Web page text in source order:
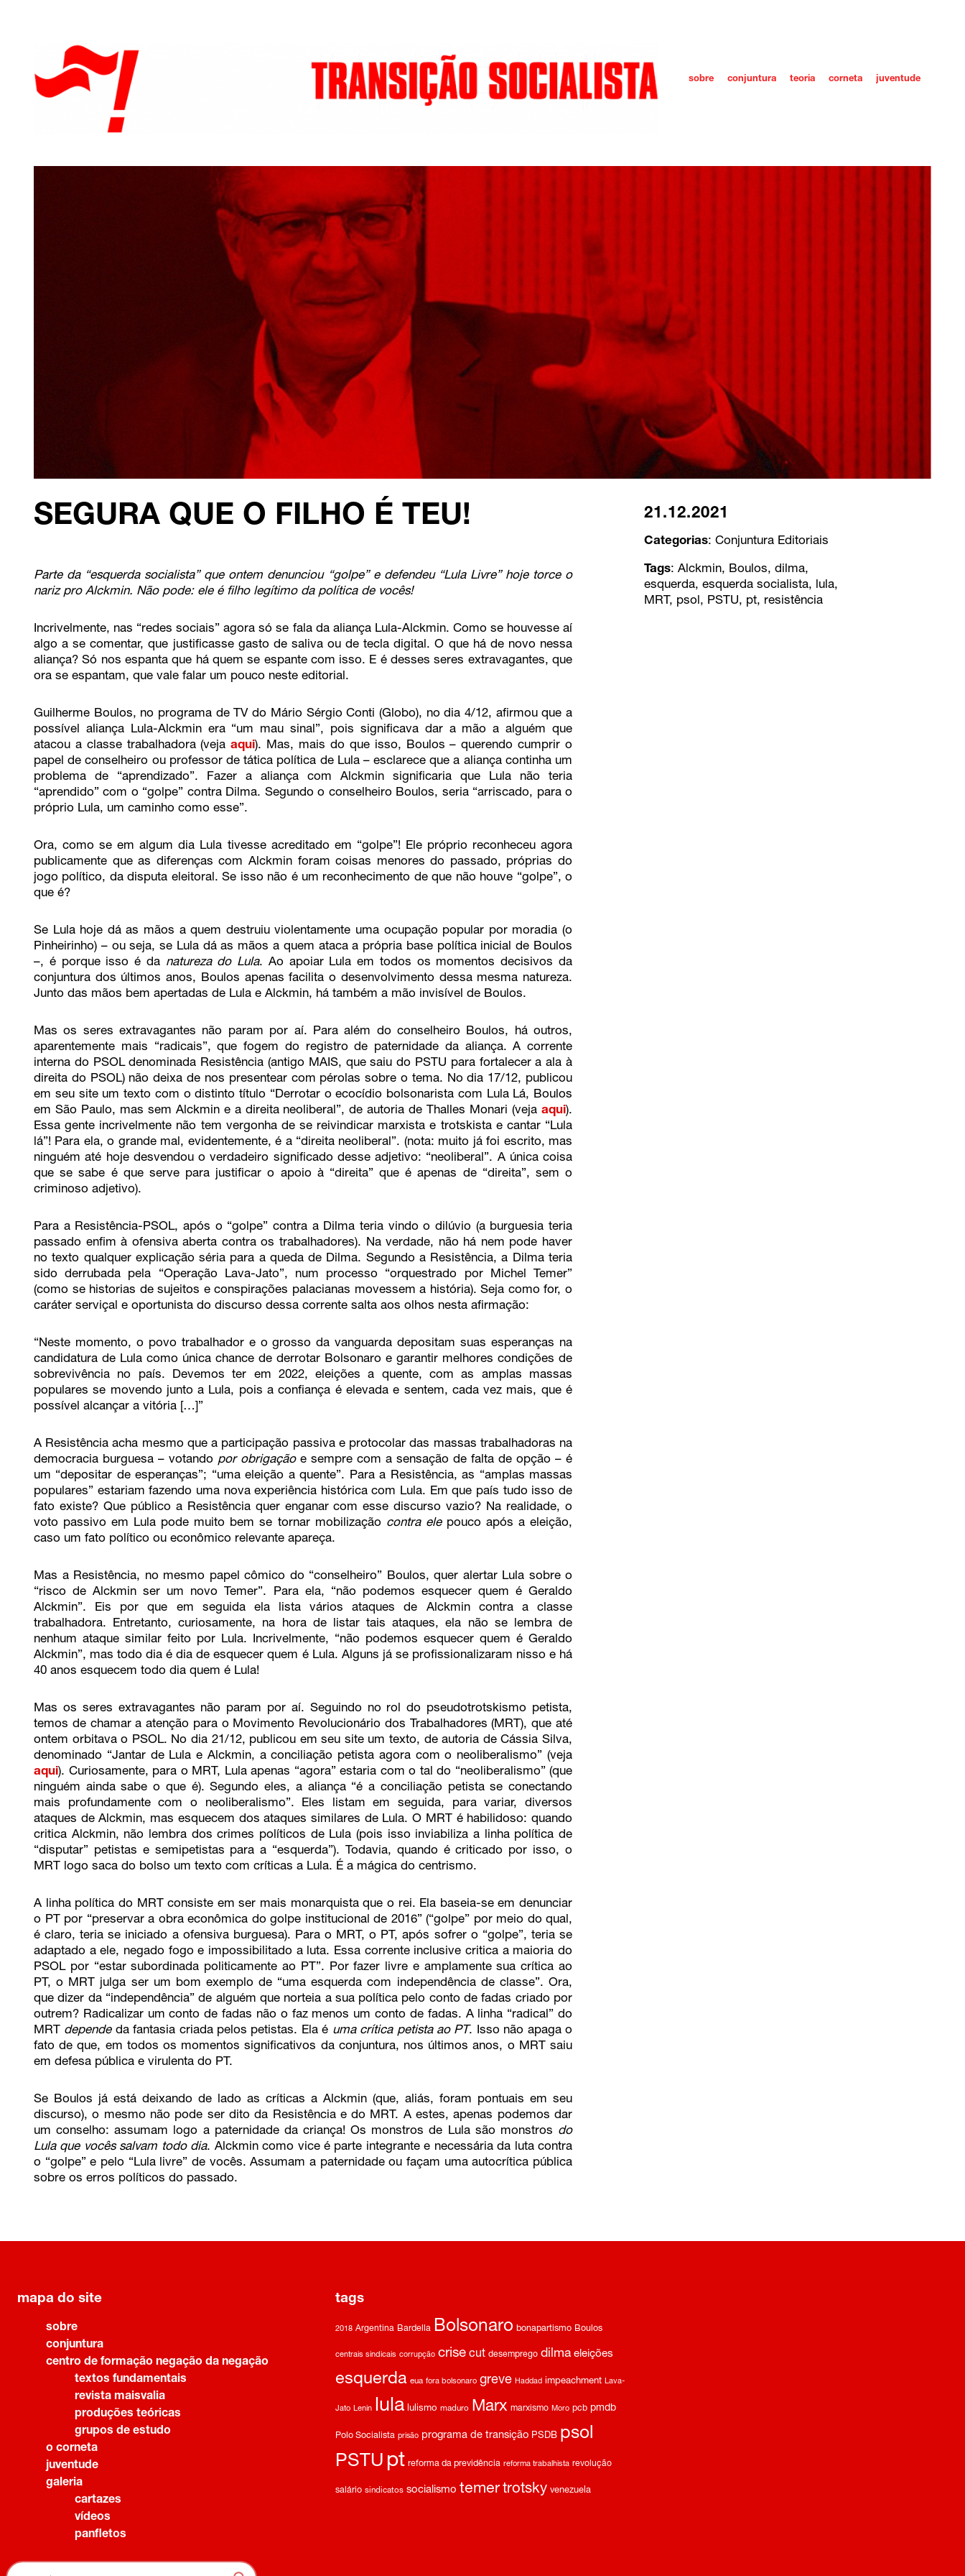
sobre conjuntura teoria corneta juventude
SEGURA QUE O FILHO É TEU! 21.12.2021
Categorias: Conjuntura Editoriais
Tags: Alckmin, Boulos, dilma,
esquerda, esquerda socialista, lula,
MRT, psol, PSTU, pt, resistência
Parte da “esquerda socialista” que ontem denunciou “golpe” e defendeu “Lula Livre” hoje torce o
nariz pro Alckmin. Não pode: ele é filho legítimo da política de vocês!
Incrivelmente, nas “redes sociais” agora só se fala da aliança Lula-Alckmin. Como se houvesse aí
algo a se comentar, que justificasse gasto de saliva ou de tecla digital. O que há de novo nessa
aliança? Só nos espanta que há quem se espante com isso. E é desses seres extravagantes, que
ora se espantam, que vale falar um pouco neste editorial.
Guilherme Boulos, no programa de TV do Mário Sérgio Conti (Globo), no dia 4/12, afirmou que a
possível aliança Lula-Alckmin era “um mau sinal”, pois significava dar a mão a alguém que
atacou a classe trabalhadora (vejaaqui). Mas, mais do que isso, Boulos – querendo cumprir o
papel de conselheiro ou professor de tática política de Lula – esclarece que a aliança continha um
problema de “aprendizado”. Fazer a aliança com Alckmin significaria que Lula não teria
“aprendido” com o “golpe” contra Dilma. Segundo o conselheiro Boulos, seria “arriscado, para o
próprio Lula, um caminho como esse”.
Ora, como se em algum dia Lula tivesse acreditado em “golpe”! Ele próprio reconheceu agora
publicamente que as diferenças com Alckmin foram coisas menores do passado, próprias do
jogo político, da disputa eleitoral. Se isso não é um reconhecimento de que não houve “golpe”, o
que é?
Se Lula hoje dá as mãos a quem destruiu violentamente uma ocupação popular por moradia (o
Pinheirinho) – ou seja, se Lula dá as mãos a quem ataca a própria base política inicial de Boulos
–, é porque isso é da natureza do Lula. Ao apoiar Lula em todos os momentos decisivos da
conjuntura dos últimos anos, Boulos apenas facilita o desenvolvimento dessa mesma natureza.
Junto das mãos bem apertadas de Lula e Alckmin, há também a mão invisível de Boulos.
Mas os seres extravagantes não param por aí. Para além do conselheiro Boulos, há outros,
aparentemente mais “radicais”, que fogem do registro de paternidade da aliança. A corrente
interna do PSOL denominada Resistência (antigo MAIS, que saiu do PSTU para fortalecer a ala à
direita do PSOL) não deixa de nos presentear com pérolas sobre o tema. No dia 17/12, publicou
em seu site um texto com o distinto título “Derrotar o ecocídio bolsonarista com Lula Lá, Boulos
em São Paulo, mas sem Alckmin e a direita neoliberal”, de autoria de Thalles Monari (veja aqui).
Essa gente incrivelmente não tem vergonha de se reivindicar marxista e trotskista e cantar “Lula
lá”! Para ela, o grande mal, evidentemente, é a “direita neoliberal”. (nota: muito já foi escrito, mas
ninguém até hoje desvendou o verdadeiro significado desse adjetivo: “neoliberal”. A única coisa
que se sabe é que serve para justificar o apoio à “direita” que é apenas de “direita”, sem o
criminoso adjetivo).
Para a Resistência-PSOL, após o “golpe” contra a Dilma teria vindo o dilúvio (a burguesia teria
passado enfim à ofensiva aberta contra os trabalhadores). Na verdade, não há nem pode haver
no texto qualquer explicação séria para a queda de Dilma. Segundo a Resistência, a Dilma teria
sido derrubada pela “Operação Lava-Jato”, num processo “orquestrado por Michel Temer”
(como se historias de sujeitos e conspirações palacianas movessem a história). Seja como for, o
caráter serviçal e oportunista do discurso dessa corrente salta aos olhos nesta afirmação:
“Neste momento, o povo trabalhador e o grosso da vanguarda depositam suas esperanças na
candidatura de Lula como única chance de derrotar Bolsonaro e garantir melhores condições de
sobrevivência no país. Devemos ter em 2022, eleições a quente, com as amplas massas
populares se movendo junto a Lula, pois a confiança é elevada e sentem, cada vez mais, que é
possível alcançar a vitória […]”
A Resistência acha mesmo que a participação passiva e protocolar das massas trabalhadoras na
democracia burguesa – votando por obrigação e sempre com a sensação de falta de opção – é
um “depositar de esperanças”; “uma eleição a quente”. Para a Resistência, as “amplas massas
populares” estariam fazendo uma nova experiência histórica com Lula. Em que país tudo isso de
fato existe? Que público a Resistência quer enganar com esse discurso vazio? Na realidade, o
voto passivo em Lula pode muito bem se tornar mobilização contra elepouco após a eleição,
caso um fato político ou econômico relevante apareça.
Mas a Resistência, no mesmo papel cômico do “conselheiro” Boulos, quer alertar Lula sobre o
“risco de Alckmin ser um novo Temer”. Para ela, “não podemos esquecer quem é Geraldo
Alckmin”. Eis por que em seguida ela lista vários ataques de Alckmin contra a classe
trabalhadora. Entretanto, curiosamente, na hora de listar tais ataques, ela não se lembra de
nenhum ataque similar feito por Lula. Incrivelmente, “não podemos esquecer quem é Geraldo
Alckmin”, mas todo dia é dia de esquecer quem é Lula. Alguns já se profissionalizaram nisso e há
40 anos esquecem todo dia quem é Lula!
Mas os seres extravagantes não param por aí. Seguindo no rol do pseudotrotskismo petista,
temos de chamar a atenção para o Movimento Revolucionário dos Trabalhadores (MRT), que até
ontem orbitava o PSOL. No dia 21/12, publicou em seu site um texto, de autoria de Cássia Silva,
denominado “Jantar de Lula e Alckmin, a conciliação petista agora com o neoliberalismo” (veja
aqui). Curiosamente, para o MRT, Lula apenas “agora” estaria com o tal do “neoliberalismo” (que
ninguém ainda sabe o que é). Segundo eles, a aliança “é a conciliação petista se conectando
mais profundamente com o neoliberalismo”. Eles listam em seguida, para variar, diversos
ataques de Alckmin, mas esquecem dos ataques similares de Lula. O MRT é habilidoso: quando
critica Alckmin, não lembra dos crimes políticos de Lula (pois isso inviabiliza a linha política de
“disputar” petistas e semipetistas para a “esquerda”). Todavia, quando é criticado por isso, o
MRT logo saca do bolso um texto com críticas a Lula. É a mágica do centrismo.
A linha política do MRT consiste em ser mais monarquista que o rei. Ela baseia-se em denunciar
o PT por “preservar a obra econômica do golpe institucional de 2016” (“golpe” por meio do qual,
é claro, teria se iniciado a ofensiva burguesa). Para o MRT, o PT, após sofrer o “golpe”, teria se
adaptado a ele, negado fogo e impossibilitado a luta. Essa corrente inclusive critica a maioria do
PSOL por “estar subordinada politicamente ao PT”. Por fazer livre e amplamente sua crítica ao
PT, o MRT julga ser um bom exemplo de “uma esquerda com independência de classe”. Ora,
que dizer da “independência” de alguém que norteia a sua política pelo conto de fadas criado por
outrem? Radicalizar um conto de fadas não o faz menos um conto de fadas. A linha “radical” do
MRT dependeda fantasia criada pelos petistas. Ela é uma crítica petista ao PT. Isso não apaga o
fato de que, em todos os momentos significativos da conjuntura, nos últimos anos, o MRT saiu
em defesa pública e virulenta do PT.
Se Boulos já está deixando de lado as críticas a Alckmin (que, aliás, foram pontuais em seu
discurso), o mesmo não pode ser dito da Resistência e do MRT. A estes, apenas podemos dar
um conselho: assumam logo a paternidade da criança! Os monstros de Lula são monstros do
Lula que vocês salvam todo dia. Alckmin como vice é parte integrante e necessária da luta contra
o “golpe” e pelo “Lula livre” de vocês. Assumam a paternidade ou façam uma autocrítica pública
sobre os erros políticos do passado.
mapa do site
sobre
conjuntura
centro de formação negação da negação
textos fundamentais
revista maisvalia
produções teóricas
grupos de estudo
o corneta
juventude
galeria
cartazes
vídeos
panfletos
tags
2018 Argentina Bardella Bolsonaro bonapartismo Boulos
centrais sindicais corrupção crise cut desemprego dilma eleições
esquerda eua fora bolsonaro greve Haddad impeachment Lava-
Jato Lenin lula lulismo maduro Marx marxismo Moro pcb pmdb
Polo Socialista prisão programa de transição PSDB psol
PSTU pt reforma da previdência reforma trabalhista revolução
salário sindicatos socialismo temer trotsky venezuela